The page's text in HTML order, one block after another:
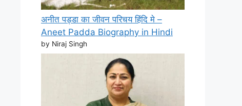
अनीत पड्डा का जीवन परिचय हिंदि मे –
Aneet Padda Biography in Hindi
by Niraj Singh